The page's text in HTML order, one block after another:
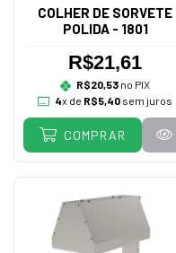
COLHER DE SORVETE
POLIDA - 1801
R$21,61
R$20,53 no PIX
4x de R$5,40 sem juros
COMPRAR